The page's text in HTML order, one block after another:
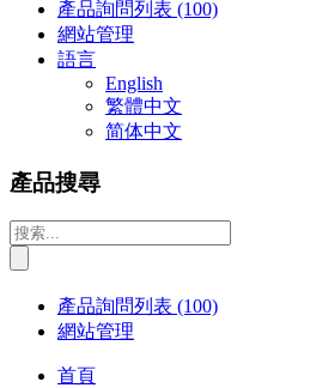
產品詢問列表 (100)
網站管理
語言
English
繁體中文
简体中文
產品搜尋
產品詢問列表 (100)
網站管理
首頁